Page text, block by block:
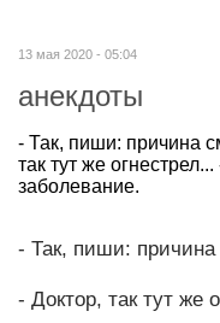
13 мая 2020 - 05:04
анекдоты
- Так, пиши: причина
так тут же
заболевание.
- Так, пиши: причина
- Доктор, так тут же